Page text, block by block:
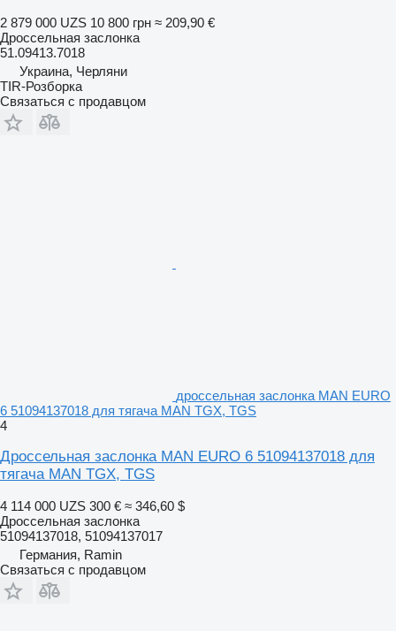
2 879 000 UZS 10 800 грн ≈ 209,90 €
Дроссельная заслонка
51.09413.7018
Украина, Черляни
TIR-Розборка
Связаться с продавцом
дроссельная заслонка MAN EURO
6 51094137018 для тягача MAN TGX, TGS
4
Дроссельная заслонка MAN EURO 6 51094137018 для
тягача MAN TGX, TGS
4 114 000 UZS 300 € ≈ 346,60 $
Дроссельная заслонка
51094137018, 51094137017
Германия, Ramin
Связаться с продавцом